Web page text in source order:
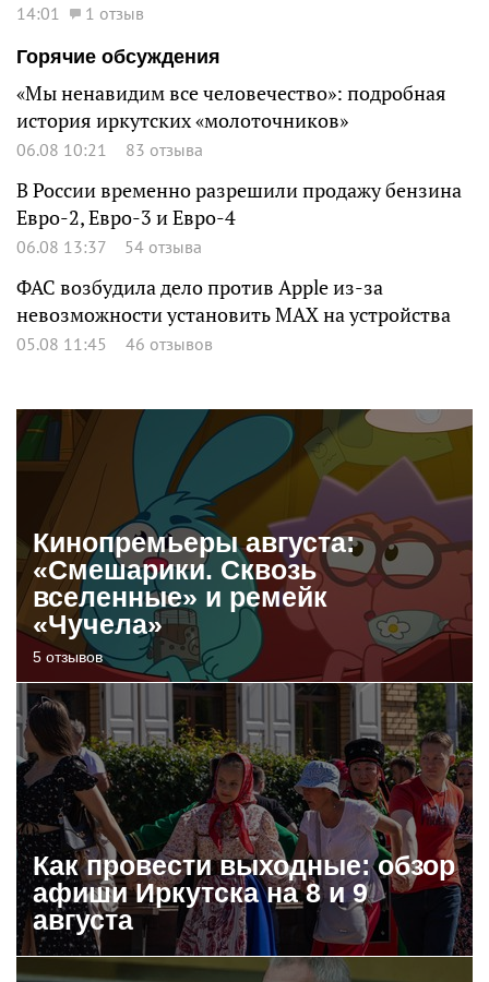
14:01
1 отзыв
Горячие обсуждения
«Мы ненавидим все человечество»: подробная
история иркутских «молоточников»
06.08 10:21 83 отзыва
В России временно разрешили продажу бензина
Евро-2, Евро-3 и Евро-4
06.08 13:37 54 отзыва
ФАС возбудила дело против Apple из-за
невозможности установить MAX на устройства
05.08 11:45 46 отзывов
Кинопремьеры августа:
«Смешарики. Сквозь
вселенные» и ремейк
«Чучела»
5 отзывов
Как провести выходные: обзор
афиши Иркутска на 8 и 9
августа